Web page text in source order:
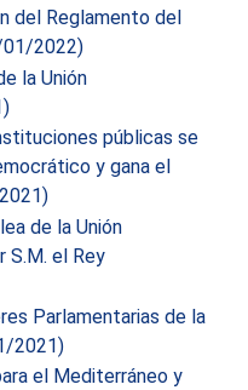
del Reglamento del
01/2022)
la Unión
públicas se
y gana el
de la Unión
S.M. el Rey
Parlamentarias de la
2021)
el Mediterráneo y